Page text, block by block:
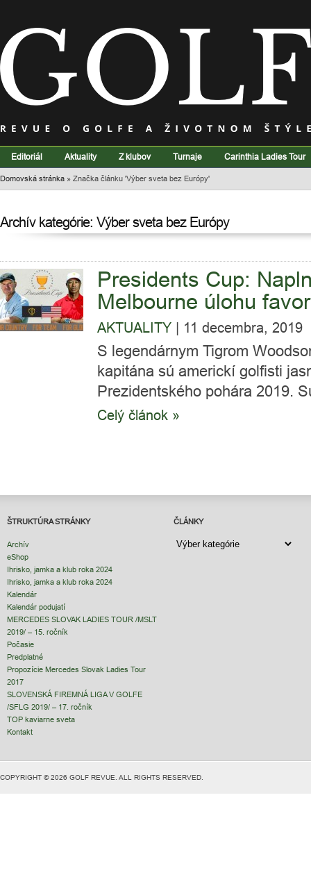
Editoriál Aktuality Z klubov Turnaje Carinthia Ladies Tour
Domovská stránka » Značka článku 'Výber sveta bez Európy'
Archív kategórie: Výber sveta bez Európy
Presidents Cup:
Melbourne úlohu
AKTUALITY | 11 decembra, 2019
S legendárnym Tigrom
kapitána sú americkí golfisti
Prezidentského pohára 2019.
Celý článok »
ŠTRUKTÚRA STRÁNKY
Archív
eShop
Ihrisko, jamka a klub roka 2024
Ihrisko, jamka a klub roka 2024
Kalendár
Kalendár podujatí
MERCEDES SLOVAK LADIES TOUR /MSLT
2019/ – 15. ročník
Počasie
Predplatné
Propozície Mercedes Slovak Ladies Tour
2017
SLOVENSKÁ FIREMNÁ LIGA V GOLFE
/SFLG 2019/ – 17. ročník
TOP kaviarne sveta
Kontakt
ČLÁNKY
ČLÁNKY
COPYRIGHT © 2026 GOLF REVUE. ALL RIGHTS RESERVED.